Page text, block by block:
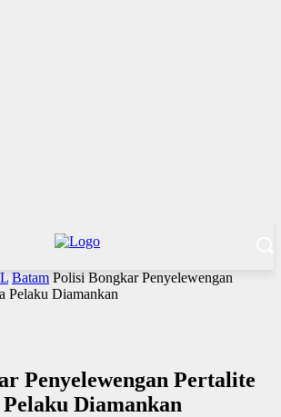
Batam Polisi Bongkar Penyelewengan
Pelaku Diamankan
Penyelewengan Pertalite
Diamankan